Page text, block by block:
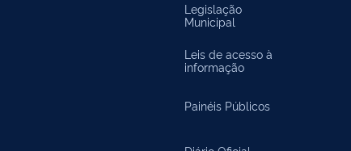
Legislação
Municipal
Leis de acesso à
informação
Painéis Públicos